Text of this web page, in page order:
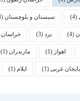
سیستان و بلوچستان(4)
یزد خراسان جنوبی(3)
مازندران(1) قم
(1) ایلام